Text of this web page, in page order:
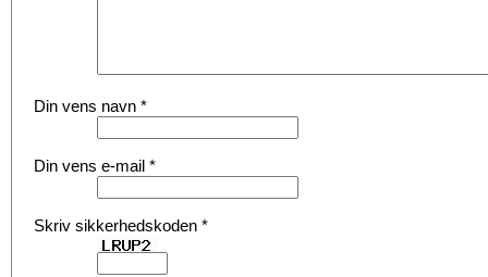
Din vens navn *
Din vens e-mail *
Skriv sikkerhedskoden *